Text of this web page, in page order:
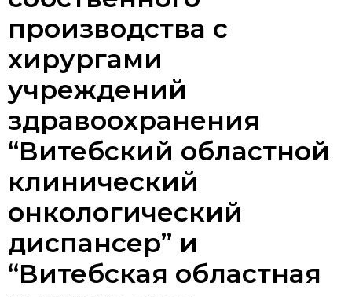
производства с
хирургами
учреждений
здравоохранения
“Витебский областной
клинический
онкологический
диспансер” и
“Витебская областная